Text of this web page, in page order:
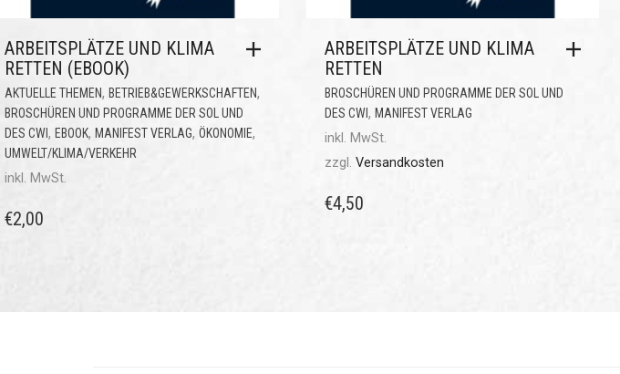
ARBEITSPLÄTZE UND KLIMA
RETTEN (EBOOK)
AKTUELLE THEMEN, BETRIEB&GEWERKSCHAFTEN,
BROSCHÜREN UND PROGRAMME DER SOL UND
DES CWI, EBOOK, MANIFEST VERLAG, ÖKONOMIE,
UMWELT/KLIMA/VERKEHR
inkl. MwSt.
€2,00
ARBEITSPLÄTZE UND KLIMA
RETTEN
BROSCHÜREN UND PROGRAMME DER SOL UND
DES CWI, MANIFEST VERLAG
inkl. MwSt.
zzgl. Versandkosten
€4,50